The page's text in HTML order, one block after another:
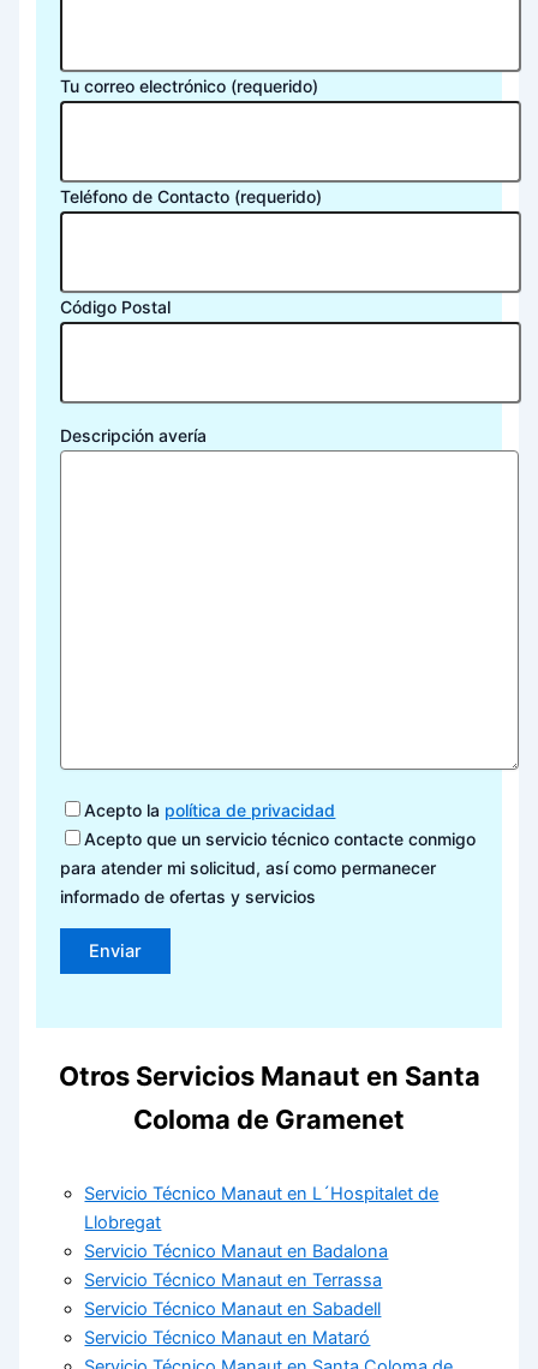
Tu correo electrónico (requerido)
Teléfono de Contacto (requerido)
Código Postal
Descripción avería
Acepto la política de privacidad
Acepto que un servicio técnico contacte conmigo
para atender mi solicitud, así como permanecer
informado de ofertas y servicios
Otros Servicios Manaut en Santa
Coloma de Gramenet
Servicio Técnico Manaut en L´Hospitalet de
Llobregat
Servicio Técnico Manaut en Badalona
Servicio Técnico Manaut en Terrassa
Servicio Técnico Manaut en Sabadell
Servicio Técnico Manaut en Mataró